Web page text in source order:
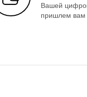
Вашей
пришлем вам